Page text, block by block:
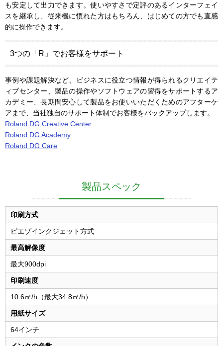
も安定して出力できます。使いやすさで定評のあるインターフェイ
スを継承し、従来機に慣れた方はもちろん、はじめての方でも直感
的に操作できます。
3つの「R」でお客様をサポート
事例や課題解決など、ビジネスに役立つ情報が得られるクリエイテ
ィブセンター、製品の操作やソフトウェアの習得をサポートするア
カデミー、長期間安心して製品をお使いいただくためのアフターケ
アまで、当社独自のサポート体制でお客様をバックアップします。
Roland DG Creative Center
Roland DG Academy
Roland DG Care
製品スペック
印刷方式
ピエゾインクジェット方式
最高解像度
最大900dpi
印刷速度
10.6㎡/h（最大34.8㎡/h）
用紙サイズ
64インチ